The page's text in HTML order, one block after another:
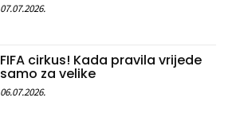
07.07.2026.
FIFA cirkus! Kada pravila vrijede
samo za velike
06.07.2026.